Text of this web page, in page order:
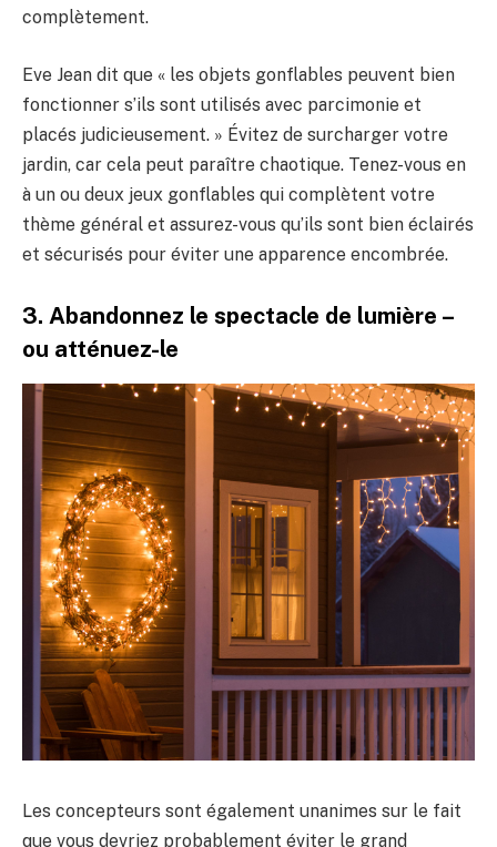
complètement.
Eve Jean dit que « les objets gonflables peuvent bien
fonctionner s’ils sont utilisés avec parcimonie et
placés judicieusement. » Évitez de surcharger votre
jardin, car cela peut paraître chaotique. Tenez-vous en
à un ou deux jeux gonflables qui complètent votre
thème général et assurez-vous qu’ils sont bien éclairés
et sécurisés pour éviter une apparence encombrée.
3. Abandonnez le spectacle de lumière –
ou atténuez-le
Les concepteurs sont également unanimes sur le fait
que vous devriez probablement éviter le grand